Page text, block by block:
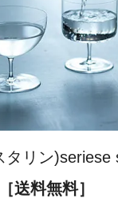
タリン)seriese
［送料無料］